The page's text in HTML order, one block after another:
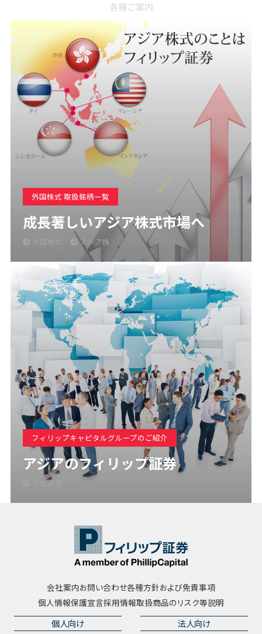
各種ご案内
外国株式 取扱銘柄一覧
成長著しいアジア株式市場へ
アジア株
フィリップキャピタルグループのご紹介
アジアのフィリップ証券
会社概要
会社案内お問い合わせ各種方針および免責事項
個人情報保護宣言採用情報取扱商品のリスク等説明
個人向け 法人向け